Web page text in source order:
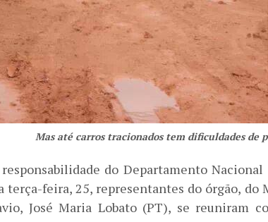
Mas até carros tracionados tem dificuldades de
do Departamento
terça-feira, 25, representantes do órgão,
José Maria Lobato (PT), se reuniram